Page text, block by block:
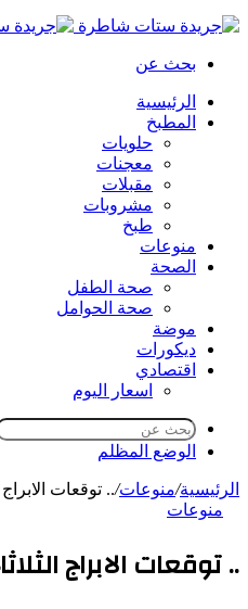
بحث عن
الرئيسية
المطبخ
حلويات
معجنات
مقبلات
مشروبات
طبخ
منوعات
الصحة
صحة الطفل
صحة الحوامل
موضة
ديكورات
اقتصادي
اسعار اليوم
الوضع المظلم
الرئيسية/منوعات/.. توقعات الابراج
منوعات
.. توقعات الابراج الثلاثاء 22-10-